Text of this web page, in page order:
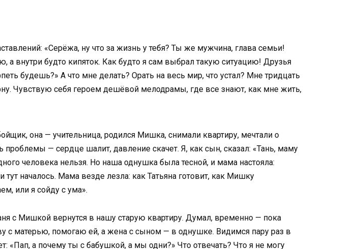
«Серёжа, ну что за жизнь у тебя? Ты же мужчина, глава семьи!
внутри будто кипяток. Как будто я сам выбрал такую ситуацию! Друзья
будешь?» А что мне делать? Орать на весь мир, что устал? Мне тридцать
Чувствую себя героем дешёвой мелодрамы, где все знают, как мне жить,
она — учительница, родился Мишка, снимали квартиру, мечтали о
— сердце шалит, давление скачет. Я, как сын, сказал: «Тань, маму
человека нельзя. Но наша однушка была тесной, и мама настояла:
началось. Мама везде лезла: как Татьяна готовит, как Мишку
или я сойду с ума».
с Мишкой вернутся в нашу старую квартиру. Думал, временно — пока
с матерью, помогаю ей, а жена с сыном — в однушке. Видимся пару раз в
а почему ты с бабушкой, а мы одни?» Что отвечать? Что я не могу